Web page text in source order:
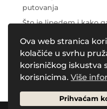
Ova web stranica
kolačiće u svrhu
korisničkog iskustva
korisnicima. Više
Prihvaćam
putovanja
Što je lipedem i kako
Njega područja oko
Recent Comments